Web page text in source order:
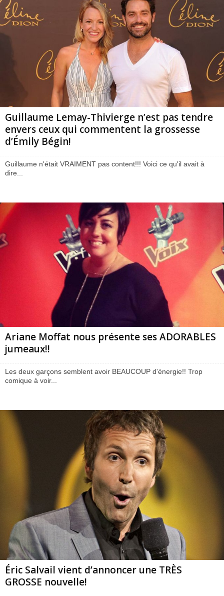
Guillaume Lemay-Thivierge n’est pas tendre
envers ceux qui commentent la grossesse
d’Émily Bégin!
Guillaume n'était VRAIMENT pas content!!! Voici ce qu'il avait à
dire...
Ariane Moffat nous présente ses ADORABLES
jumeaux!!
Les deux garçons semblent avoir BEAUCOUP d'énergie!! Trop
comique à voir...
Éric Salvail vient d’annoncer une TRÈS
GROSSE nouvelle!